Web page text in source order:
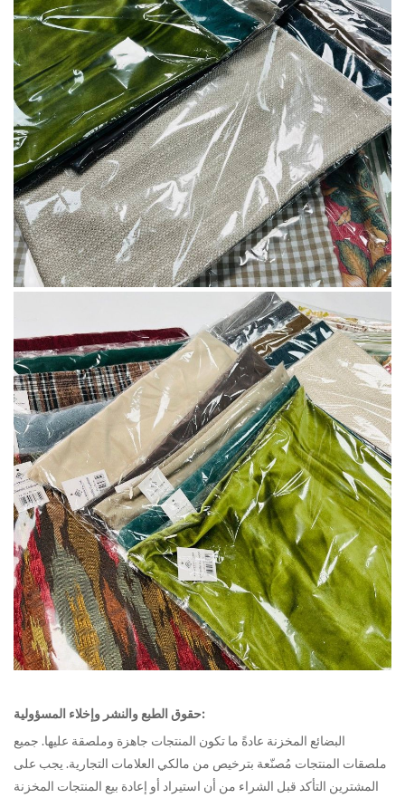
حقوق الطبع والنشر وإخلاء المسؤولية:
البضائع المخزنة عادةً ما تكون المنتجات جاهزة وملصقة عليها. جميع
ملصقات المنتجات مُصنّعة بترخيص من مالكي العلامات التجارية. يجب على
المشترين التأكد قبل الشراء من أن استيراد أو إعادة بيع المنتجات المخزنة